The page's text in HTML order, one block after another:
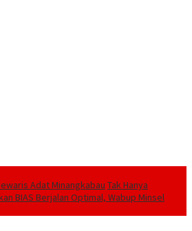
Adat Minangkabau Tak Hanya
BIAS Berjalan Optimal, Wabup Minsel